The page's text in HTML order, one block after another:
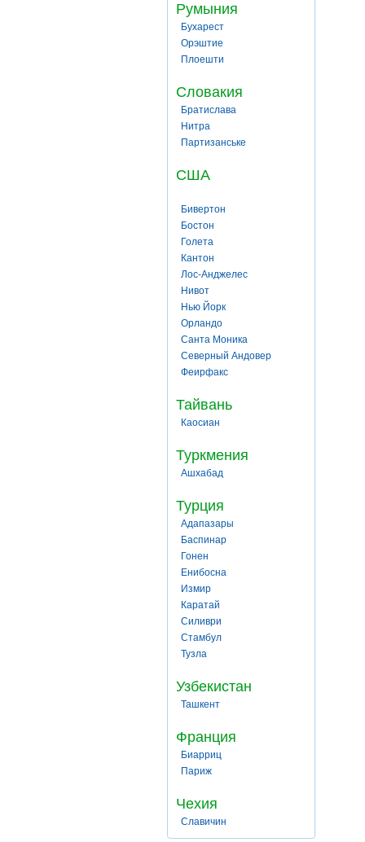
Румыния
Бухарест
Орэштие
Плоешти
Словакия
Братислава
Нитра
Партизанське
США
Бивертон
Бостон
Голета
Кантон
Лос-Анджелес
Нивот
Нью Йорк
Орландо
Санта Моника
Северный Андовер
Феирфакс
Тайвань
Каосиан
Туркмения
Ашхабад
Турция
Адапазары
Баспинар
Гонен
Енибосна
Измир
Каратай
Силиври
Стамбул
Тузла
Узбекистан
Ташкент
Франция
Биарриц
Париж
Чехия
Славичин